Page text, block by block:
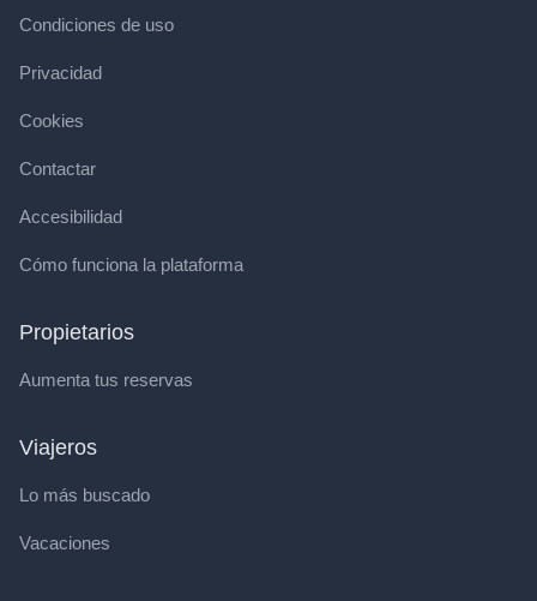
Condiciones de uso
Privacidad
Cookies
Contactar
Accesibilidad
Cómo funciona la plataforma
Propietarios
Aumenta tus reservas
Viajeros
Lo más buscado
Vacaciones